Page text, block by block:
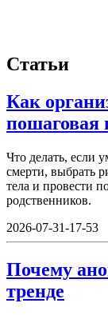
Статьи
Как
пошаговая
Что делать, если
смерти, выбрать
тела и провести
родственников.
2026-07-31-17-53
Почему
тренде